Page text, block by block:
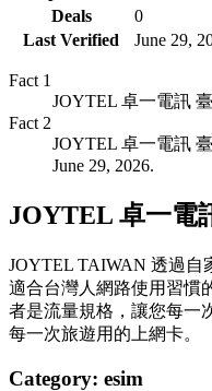
Deals
0
Last Verified
June 29,
Fact 1
JOYTEL 卓一電訊 臺
Fact 2
JOYTEL 卓一電訊 臺
June 29, 2026.
JOYTEL 卓一電
JOYTEL TAIWAN 透過自
適合台灣人網路使用習慣
者是流量規格，讓您每一
每一次旅遊用的上網卡。
Category: esim